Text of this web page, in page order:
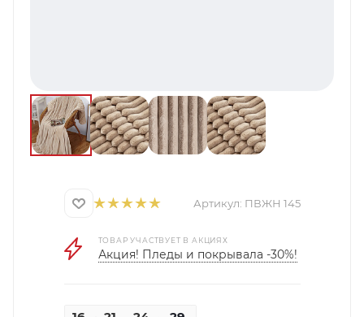
Артикул: ПВЖН 145
ТОВАР УЧАСТВУЕТ В АКЦИЯХ
Акция! Пледы и покрывала -30%!